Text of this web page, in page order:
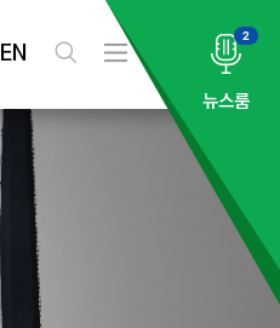
EN
검
전
메
2
뉴스룸